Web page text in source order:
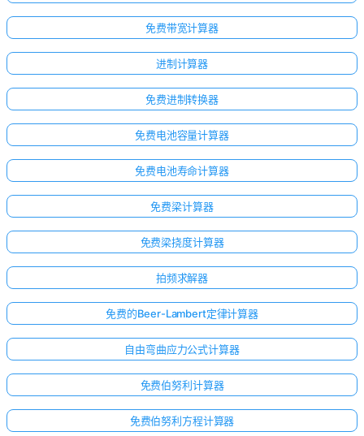
免费带宽计算器
进制计算器
免费进制转换器
免费电池容量计算器
免费电池寿命计算器
免费梁计算器
免费梁挠度计算器
拍频求解器
免费的Beer-Lambert定律计算器
自由弯曲应力公式计算器
免费伯努利计算器
免费伯努利方程计算器